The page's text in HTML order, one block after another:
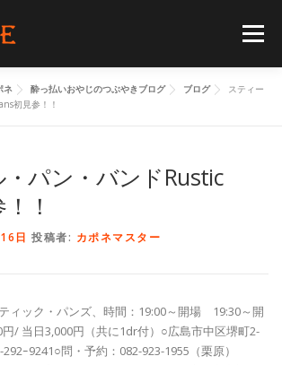
メニュー
SCHEDULE
ACCESS CONTACT
ネ 酔っ払いおやじのつぶやきブログ ブログ
スティー
初見参！！
パン・バンドRustic
！
日 投稿者: カポネマスター
ィック・パンズ、時間：19:00～開場 19:30～開
/ 当日3,000円（共に1dr付）○広島市中区堺町2-
ｰ9241○問・予約：082-923-1955（栗原）